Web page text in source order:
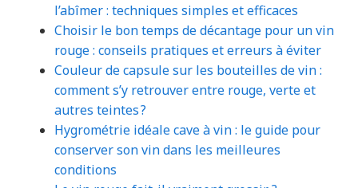
l’abîmer : techniques simples et efficaces
Choisir le bon temps de décantage pour un vin
rouge : conseils pratiques et erreurs à éviter
Couleur de capsule sur les bouteilles de vin :
comment s’y retrouver entre rouge, verte et
autres teintes ?
Hygrométrie idéale cave à vin : le guide pour
conserver son vin dans les meilleures
conditions